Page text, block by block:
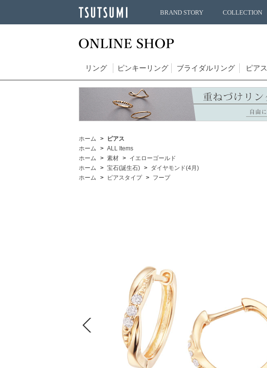
BRAND STORY COLLECTION
リング ピンキーリング ブライダルリング ピアス
ホーム
ピアス
ホーム
ALL Items
ホーム
素材
イエローゴールド
ホーム
宝石(誕生石)
ダイヤモンド(4月)
ホーム
ピアスタイプ フープ